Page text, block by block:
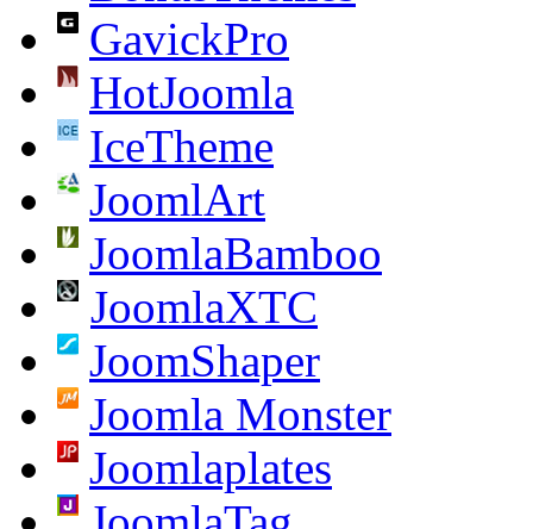
GavickPro
HotJoomla
IceTheme
JoomlArt
JoomlaBamboo
JoomlaXTC
JoomShaper
Joomla Monster
Joomlaplates